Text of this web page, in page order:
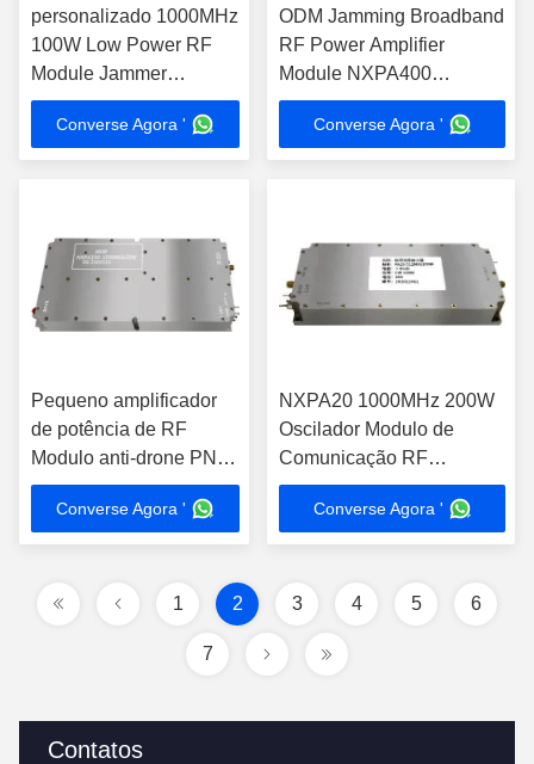
Contatos
personalizado 1000MHz
100W Low Power RF
Module Jammer
NXPA80
Converse Agora '
ODM Jamming Broadband
RF Power Amplifier
Module NXPA400
1100MHz 100W
Converse Agora '
Pequeno amplificador
de potência de RF
Modulo anti-drone PN
NXPA90 1500MHz 50W
Converse Agora '
NXPA20 1000MHz 200W
Oscilador Modulo de
Comunicação RF
Amplificador de Potência
Converse Agora '
1 2 3 4 5 6
7